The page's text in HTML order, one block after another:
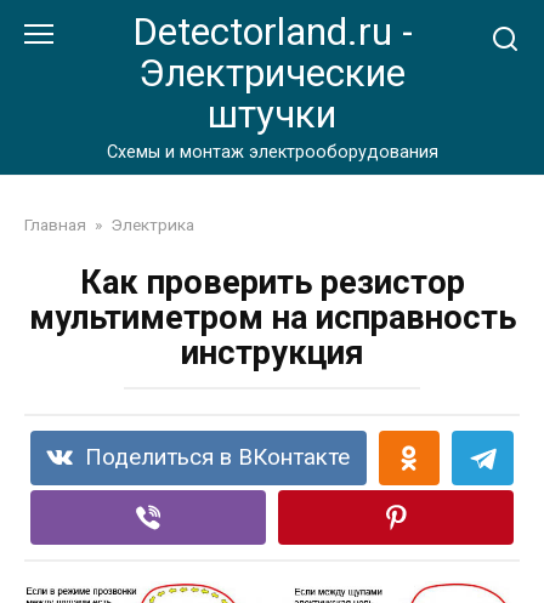
Detectorland.ru -
Электрические
штучки
Схемы и монтаж электрооборудования
Главная » Электрика
Как проверить резистор
мультиметром на исправность
инструкция
Поделиться в ВКонтакте